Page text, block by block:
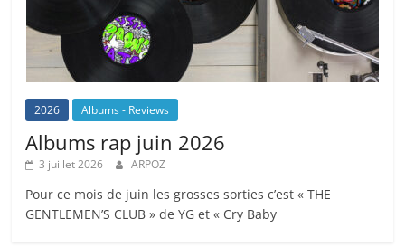
2026 Albums - Reviews
Albums rap juin 2026
3 juillet 2026 ARPOZ
Pour ce mois de juin les grosses sorties c’est « THE
GENTLEMEN’S CLUB » de YG et « Cry Baby